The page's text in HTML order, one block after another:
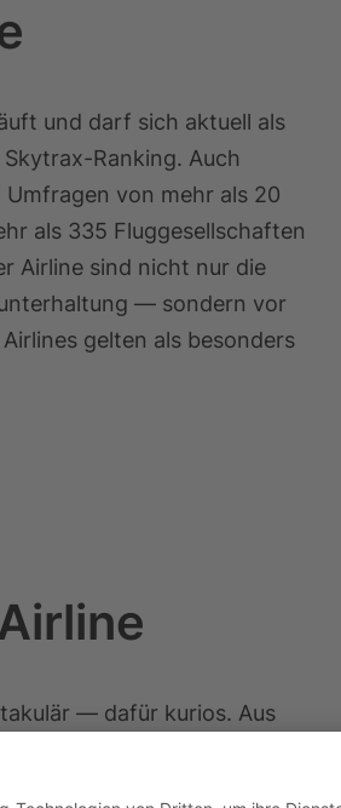
und darf sich aktuell als
Ranking. Auch
von mehr als 20
als 335 Fluggesellschaften
Airline sind nicht nur die
— sondern vor
gelten als besonders
— dafür kurios. Aus
Fluggesellschaften,
Mini-Fluggesellschaft mit